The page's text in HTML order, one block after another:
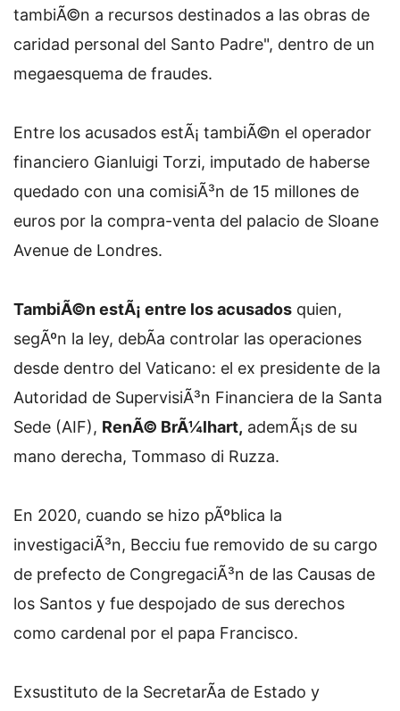
tambiÃ©n a recursos destinados a las obras de
caridad personal del Santo Padre", dentro de un
megaesquema de fraudes.
Entre los acusados estÃ¡ tambiÃ©n el operador
financiero Gianluigi Torzi, imputado de haberse
quedado con una comisiÃ³n de 15 millones de
euros por la compra-venta del palacio de Sloane
Avenue de Londres.
TambiÃ©n estÃ¡ entre los acusados quien,
segÃºn la ley, debÃ­a controlar las operaciones
desde dentro del Vaticano: el ex presidente de la
Autoridad de SupervisiÃ³n Financiera de la Santa
Sede (AIF), RenÃ© BrÃ¼lhart, ademÃ¡s de su
mano derecha, Tommaso di Ruzza.
En 2020, cuando se hizo pÃºblica la
investigaciÃ³n, Becciu fue removido de su cargo
de prefecto de CongregaciÃ³n de las Causas de
los Santos y fue despojado de sus derechos
como cardenal por el papa Francisco.
Exsustituto de la SecretarÃ­a de Estado y